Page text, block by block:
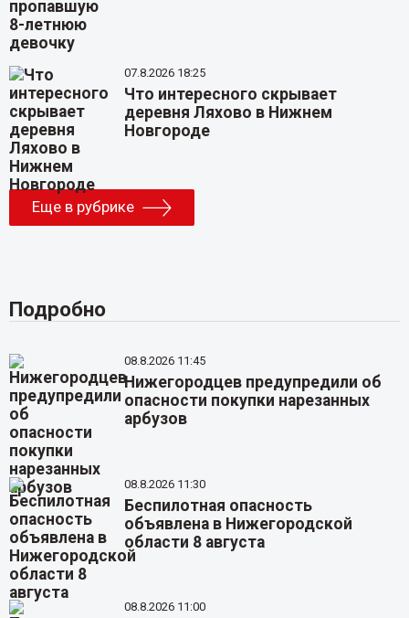
07.8.2026 18:25
Что интересного скрывает
деревня Ляхово в Нижнем
Новгороде
Еще в рубрике
Подробно
08.8.2026 11:45
Нижегородцев предупредили об
опасности покупки нарезанных
арбузов
08.8.2026 11:30
Беспилотная опасность
объявлена в Нижегородской
области 8 августа
08.8.2026 11:00